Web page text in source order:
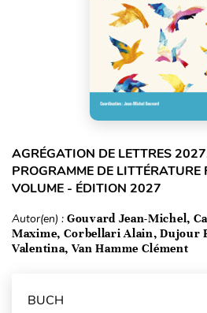
AGRÉGATION DE LETTRES
PROGRAMME DE
VOLUME - ÉDITION 2027
Autor(en) : Gouvard Jean-Michel,
Maxime, Corbellari Alain, Dujour
Valentina, Van Hamme Clément
BUCH